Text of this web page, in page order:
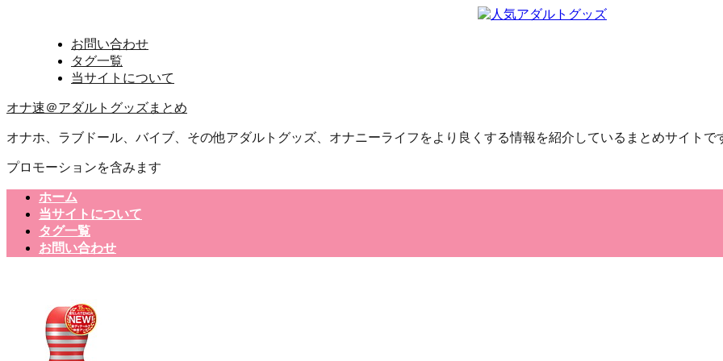
お問い合わせ
タグ一覧
当サイトについて
オナ速＠アダルトグッズまとめ
オナホ、ラブドール、バイブ、その他アダルトグッズ、オナニーライフをより良くする情報を紹介しているまとめサイトで
プロモーションを含みます
ホーム
当サイトについて
タグ一覧
お問い合わせ